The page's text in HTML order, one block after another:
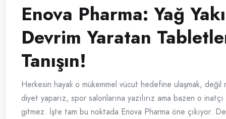
Enova Pharma: Yağ
Devrim Yaratan
Tanışın!
Herkesin hayali o mükemmel vücut hedefine ulaşmak, değil
diyet yaparız, spor salonlarına yazılırız ama bazen o
gitmez. İşte tam bu noktada Enova Pharma öne çıkıyor.